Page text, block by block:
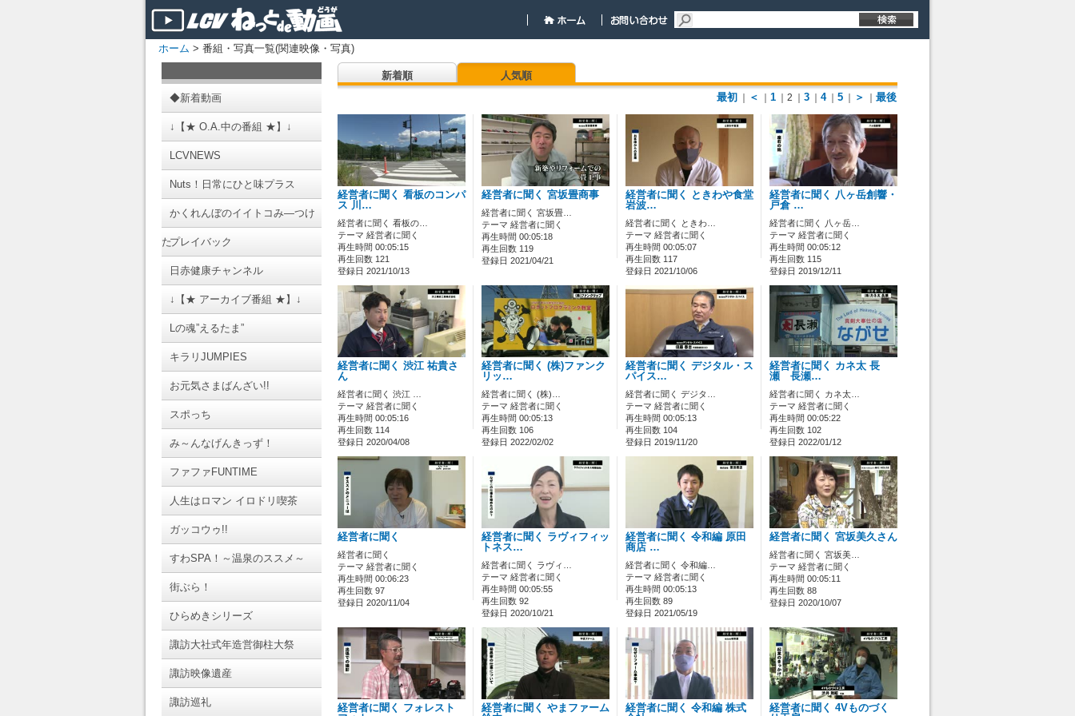
ホーム > 番組・写真一覧(関連映像・写真)
◆新着動画
↓【★ O.A.中の番組 ★】↓
LCVNEWS
Nuts！日常にひと味プラス
かくれんぼのイイトコみ―つけ
たプレイバック
日赤健康チャンネル
↓【★ アーカイブ番組 ★】↓
Lの魂”えるたま”
キラリJUMPIES
お元気さまばんざい!!
スポっち
み～んなげんきっず！
ファファFUNTIME
人生はロマン イロドリ喫茶
ガッコウゥ!!
すわSPA！～温泉のススメ～
街ぶら！
ひらめきシリーズ
諏訪大社式年造営御柱大祭
諏訪映像遺産
諏訪巡礼
新着順
人気順
最初
＜ 1 ｜2 3 4 5 ＞ 最後
経営者に聞く 看板のコンパ
ス 川…
経営者に聞く 看板の…
テーマ 経営者に聞く
再生時間 00:05:15
再生回数 121
登録日 2021/10/13
経営者に聞く 宮坂畳商事
経営者に聞く 宮坂畳…
テーマ 経営者に聞く
再生時間 00:05:18
再生回数 119
登録日 2021/04/21
経営者に聞く ときわや食堂
岩波…
経営者に聞く ときわ…
テーマ 経営者に聞く
再生時間 00:05:07
再生回数 117
登録日 2021/10/06
経営者に聞く 八ヶ岳創響・
戸倉 …
経営者に聞く 八ヶ岳…
テーマ 経営者に聞く
再生時間 00:05:12
再生回数 115
登録日 2019/12/11
経営者に聞く 渋江 祐貴さ
ん
経営者に聞く 渋江 …
テーマ 経営者に聞く
再生時間 00:05:16
再生回数 114
登録日 2020/04/08
経営者に聞く (株)ファンク
リッ…
経営者に聞く (株)…
テーマ 経営者に聞く
再生時間 00:05:13
再生回数 106
登録日 2022/02/02
経営者に聞く デジタル・ス
パイス…
経営者に聞く デジタ…
テーマ 経営者に聞く
再生時間 00:05:13
再生回数 104
登録日 2019/11/20
経営者に聞く カネ太 長
瀬 長瀬…
経営者に聞く カネ太…
テーマ 経営者に聞く
再生時間 00:05:22
再生回数 102
登録日 2022/01/12
経営者に聞く
経営者に聞く
テーマ 経営者に聞く
再生時間 00:06:23
再生回数 97
登録日 2020/11/04
経営者に聞く ラヴィフィッ
トネス…
経営者に聞く ラヴィ…
テーマ 経営者に聞く
再生時間 00:05:55
再生回数 92
登録日 2020/10/21
経営者に聞く 令和編 原田
商店 …
経営者に聞く 令和編…
テーマ 経営者に聞く
再生時間 00:05:13
再生回数 89
登録日 2021/05/19
経営者に聞く 宮坂美久さん
経営者に聞く 宮坂美…
テーマ 経営者に聞く
再生時間 00:05:11
再生回数 88
登録日 2020/10/07
経営者に聞く フォレスト
経営者に聞く やまファーム
経営者に聞く 令和編 株式
経営者に聞く 4Vものづく